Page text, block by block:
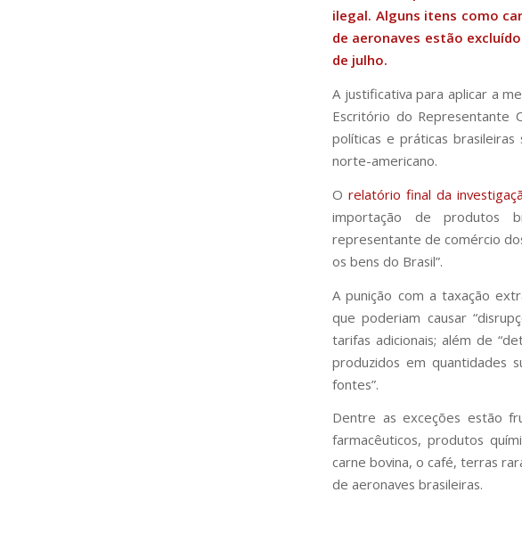
ilegal. Alguns itens como
de aeronaves estão
de julho.
A justificativa para aplicar a
Escritório do Representante
políticas e práticas brasileiras
norte-americano.
O relatório final da
importação de produtos
representante de comércio
os bens do Brasil”.
A punição com a taxação
que poderiam causar
tarifas adicionais; além de
produzidos em quantidades
fontes”.
Dentre as exceções estão
farmacêuticos, produtos
carne bovina, o café, terras
de aeronaves brasileiras.